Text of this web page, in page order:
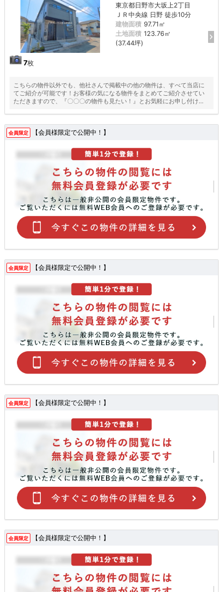
7枚
東京都日野市大坂上2丁目
ＪＲ中央線 日野 徒歩10分
建物面積 97.71㎡
土地面積 123.76㎡
(37.44坪)
こちらの物件以外でも、他社さんで掲載中の他の物件は、すべて当店に
てご紹介が可能です！お客様の気になる物件をまとめてご紹介させてい
ただきますので、『〇〇〇の物件も見たい！』とお気軽にお申し付けく
会員限定 【会員様限定で公開中！】
会員限定 【会員様限定で公開中！】
会員限定 【会員様限定で公開中！】
会員限定 【会員様限定で公開中！】